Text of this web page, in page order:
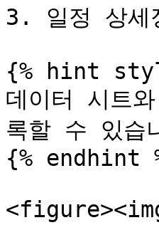
3. 일정 상세
{% hint
데이터 시트
록할 수 있습
{% endhint